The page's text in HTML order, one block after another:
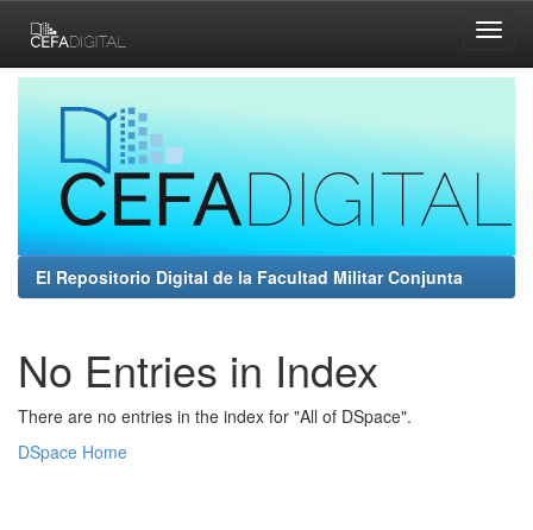
navigation
El Repositorio Digital de la Facultad Militar Conjunta
No Entries in Index
There are no entries in the index for "All of DSpace".
DSpace Home